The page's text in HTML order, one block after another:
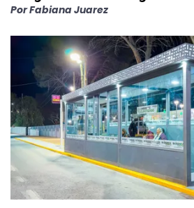
PorFabiana Juarez